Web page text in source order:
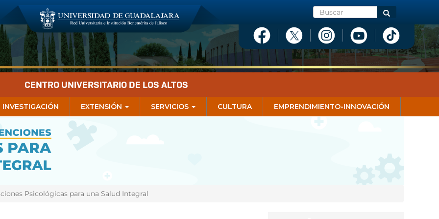
Buscar Buscar
CENTRO UNIVERSITARIO DE LOS ALTOS
INVESTIGACIÓN EXTENSIÓN SERVICIOS CULTURA EMPRENDIMIENTO-INNOVACIÓN
Psicológicas para una Salud Integral